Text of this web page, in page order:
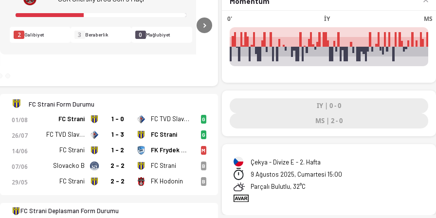
puan durumu ve iddaa oranları Ofsayt'ta. (09.08.2025)
2 Galibiyet 3 Beraberlik 0 Mağlubiyet Next
FC Strani Form Durumu
01/08 FC Strani 1 - 0 FC TVD Slavicin G
26/07 FC TVD Slavicin 1 - 3 FC Strani G
14/06 FC Strani 1 - 2 FK Frydek Mistek M
07/06 Slovacko B 2 - 2 FC Strani B
29/05 FC Strani 2 - 2 FK Hodonin B
FC Strani Deplasman Form Durumu
0' İY MS
IY | 0 - 0
MS | 2 - 0
Çekya - Divize E - 2. Hafta
9 Ağustos 2025, Cumartesi 15:00
Parçalı Bulutlu, 32°C